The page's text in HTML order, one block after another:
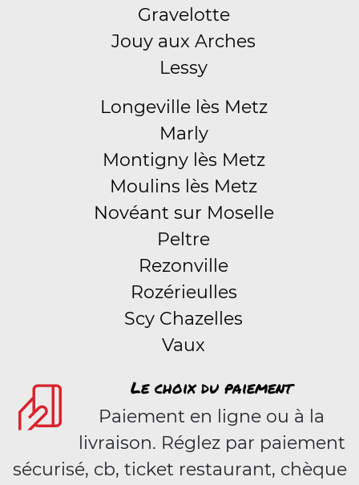
Gravelotte
Jouy aux Arches
Lessy
Longeville lès Metz
Marly
Montigny lès Metz
Moulins lès Metz
Novéant sur Moselle
Peltre
Rezonville
Rozérieulles
Scy Chazelles
Vaux
Le choix du paiement
Paiement en ligne ou à la
livraison. Réglez par paiement
sécurisé, cb, ticket restaurant, chèque